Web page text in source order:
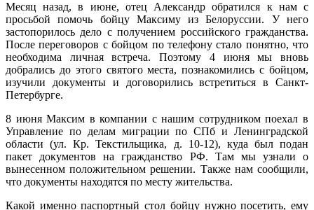
Месяц назад, в июне, отец Александр обратился к нам с
просьбой помочь бойцу Максиму из Белоруссии. У него
застопорилось дело с получением российского гражданства.
После переговоров с бойцом по телефону стало понятно, что
необходима личная встреча. Поэтому 4 июня мы вновь
добрались до этого святого места, познакомились с бойцом,
изучили документы и договорились встретиться в Санкт-
Петербурге.
8 июня Максим в компании с нашим сотрудником поехал в
Управление по делам миграции по СПб и Ленинградской
области (ул. Кр. Текстильщика, д. 10-12), куда был подан
пакет документов на гражданство РФ. Там мы узнали о
вынесенном положительном решении. Также нам сообщили,
что документы находятся по месту жительства.
Какой именно паспортный стол бойцу нужно посетить, ему